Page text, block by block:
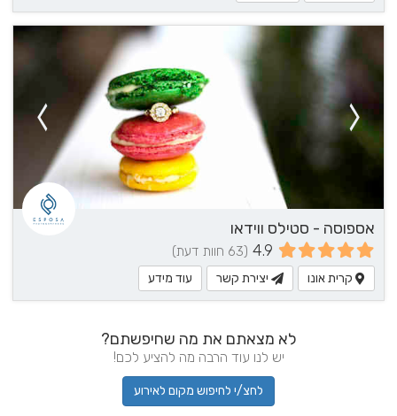
אספוסה - סטילס ווידאו
4.9 (63 חוות דעת)
קרית אונו יצירת קשר עוד מידע
לא מצאתם את מה שחיפשתם?
יש לנו עוד הרבה מה להציע לכם!
לחצ/י לחיפוש מקום לאירוע